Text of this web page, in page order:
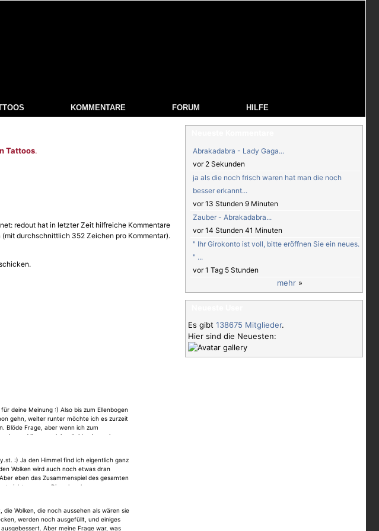
KOMMENTARE FORUM HILFE
Tattoos.
deine Meinung :) Also bis zum Ellenbogen
gehn, weiter runter möchte ich es zurzeit
Blöde Frage, aber wenn ich zum
und ihm sag, ich möchte da noch
gestochen haben und ich ihm sage mit
so ca, zeichnet er mir dann eins bis
Termin oder bleibt das mir überlassen?
hab ich auch nur den Mexikaner als
und hab ihm ungefähr in der Mail
Am Tag des Termins, bin ich
er hat mich gegrüßt und hat auf einmal
die WolkenWolken-Tattoos suchen & co
Innerhalb von 10 min war er mit dem
:) Ja den Himmel find ich eigentlich ganz
Wolken wird auch noch etwas dran
eben das Zusammenspiel des gesamten
nicht so ganz. Bin schon langsam am
desswegen hab ich mich hier registriert.
bin nur hier um Meinungen & Tipps
:)
die Wolken, die noch aussehen als wären sie
werden noch ausgefüllt, und einiges
Aber meine Frage war, was
Abrakadabra - Lady Gaga...
vor 2 Sekunden
ja als die noch frisch waren hat man die noch
besser erkannt...
vor 13 Stunden 9 Minuten
Zauber - Abrakadabra...
vor 14 Stunden 41 Minuten
" Ihr Girokonto ist voll, bitte eröffnen Sie ein neues.
" ...
vor 1 Tag 5 Stunden
mehr »
Es gibt 138675 Mitglieder.
Hier sind die Neuesten: